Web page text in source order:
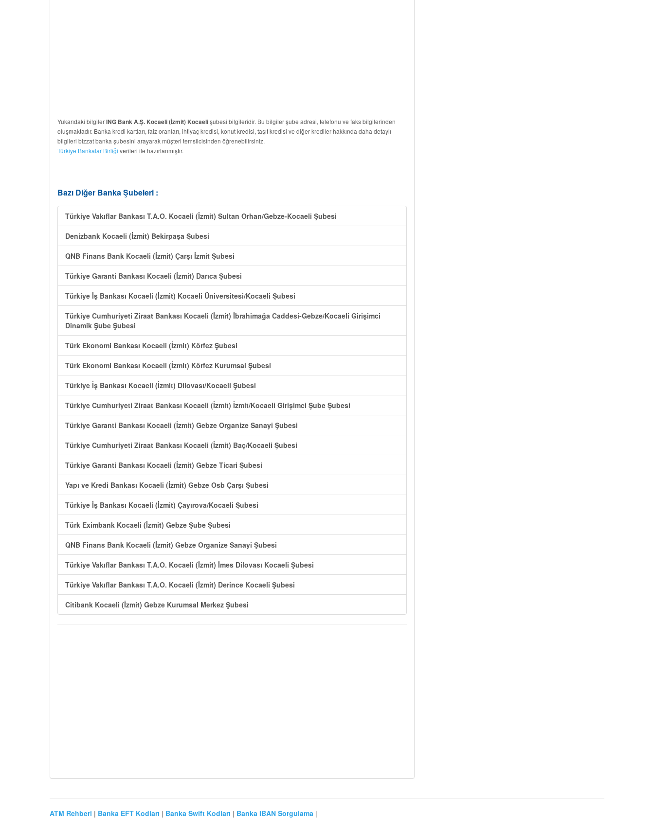
Yukarıdaki bilgilerING Bank A.Ş. Kocaeli (İzmit) Kocaelişubesi bilgileridir. Bu bilgiler şube adresi, telefonu ve faks bilgilerinden
oluşmaktadır. Banka kredi kartları, faiz oranları, ihtiyaç kredisi, konut kredisi, taşıt kredisi ve diğer krediler hakkında daha detaylı
bilgileri bizzat banka şubesini arayarak müşteri temsilcisinden öğrenebilirsiniz.
Türkiye Bankalar Birliği verileri ile hazırlanmıştır.
Bazı Diğer Banka Şubeleri :
Türkiye Vakıflar Bankası T.A.O. Kocaeli (İzmit) Sultan Orhan/Gebze-Kocaeli Şubesi
Denizbank Kocaeli (İzmit) Bekirpaşa Şubesi
QNB Finans Bank Kocaeli (İzmit) Çarşı İzmit Şubesi
Türkiye Garanti Bankası Kocaeli (İzmit) Darıca Şubesi
Türkiye İş Bankası Kocaeli (İzmit) Kocaeli Üniversitesi/Kocaeli Şubesi
Türkiye Cumhuriyeti Ziraat Bankası Kocaeli (İzmit) İbrahimağa Caddesi-Gebze/Kocaeli Girişimci
Dinamik Şube Şubesi
Türk Ekonomi Bankası Kocaeli (İzmit) Körfez Şubesi
Türk Ekonomi Bankası Kocaeli (İzmit) Körfez Kurumsal Şubesi
Türkiye İş Bankası Kocaeli (İzmit) Dilovası/Kocaeli Şubesi
Türkiye Cumhuriyeti Ziraat Bankası Kocaeli (İzmit) İzmit/Kocaeli Girişimci Şube Şubesi
Türkiye Garanti Bankası Kocaeli (İzmit) Gebze Organize Sanayi Şubesi
Türkiye Cumhuriyeti Ziraat Bankası Kocaeli (İzmit) Baç/Kocaeli Şubesi
Türkiye Garanti Bankası Kocaeli (İzmit) Gebze Ticari Şubesi
Yapı ve Kredi Bankası Kocaeli (İzmit) Gebze Osb Çarşı Şubesi
Türkiye İş Bankası Kocaeli (İzmit) Çayırova/Kocaeli Şubesi
Türk Eximbank Kocaeli (İzmit) Gebze Şube Şubesi
QNB Finans Bank Kocaeli (İzmit) Gebze Organize Sanayi Şubesi
Türkiye Vakıflar Bankası T.A.O. Kocaeli (İzmit) İmes Dilovası Kocaeli Şubesi
Türkiye Vakıflar Bankası T.A.O. Kocaeli (İzmit) Derince Kocaeli Şubesi
Citibank Kocaeli (İzmit) Gebze Kurumsal Merkez Şubesi
ATM Rehberi | Banka EFT Kodları | Banka Swift Kodları | Banka IBAN Sorgulama |